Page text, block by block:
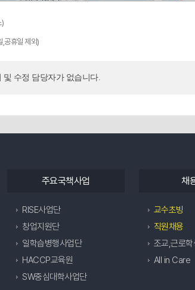
)
공휴일 제외)
수정 담당자가 없습니다.
주요국책사업
RISE사업단
창업지원단
일학습병행사업단
HACCP교육원
SW중심대학사업단
채
교수초빙
직원채용
조교,근로학
All in Care